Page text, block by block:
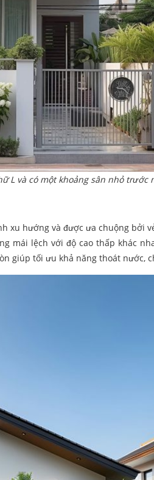
L và có một khoảng sân nhỏ trước
xu hướng và được ưa chuộng bởi
mái lệch với độ cao thấp khác
giúp tối ưu khả năng thoát nước,